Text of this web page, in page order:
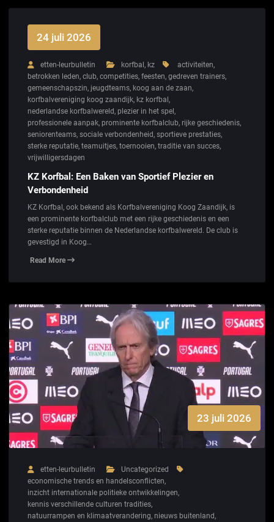
24 juli 2026
etten-leurbulletin korfbal, kz activiteiten,
betrokken leden, club, competities, feesten, gedreven trainers,
gemeenschapszin, jeugdteams, koog aan de zaan,
korfbalvereniging koog zaandijk, kz korfbal,
nederlandse korfbalwereld, plezier in het spel,
professionele aanpak, prominente korfbalclub, rijke geschiedenis,
seniorenteams, sociale verbondenheid, sportieve prestaties,
sterke reputatie, teamuitjes, toernooien, traditie van succes,
vrijwilligersdagen
KZ Korfbal: Een Baken van Sportief Plezier en
Verbondenheid
KZ Korfbal, ook bekend als Korfbalvereniging Koog Zaandijk, is
een prominente korfbalclub met een rijke geschiedenis en een
sterke reputatie binnen de Nederlandse korfbalwereld. De club is
gevestigd in Koog…
Read More
23 juli 2026
etten-leurbulletin
Uncategorized
economische trends en handelsconflicten,
inzicht internationale politieke ontwikkelingen,
kennis verschillende culturen tradities,
natuurrampen en klimaatverandering, nieuws buitenland,